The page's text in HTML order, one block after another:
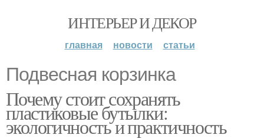
ИНТЕРЬЕР И ДЕКОР
главная новости статьи
Подвесная корзинка
Почему стоит сохранять
пластиковые бутылки:
экологичность и практичность